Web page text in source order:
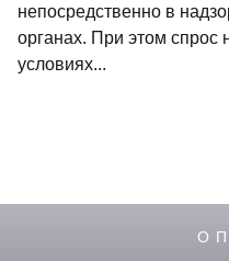
непосредственно в
органах. При этом спрос
условиях...
О